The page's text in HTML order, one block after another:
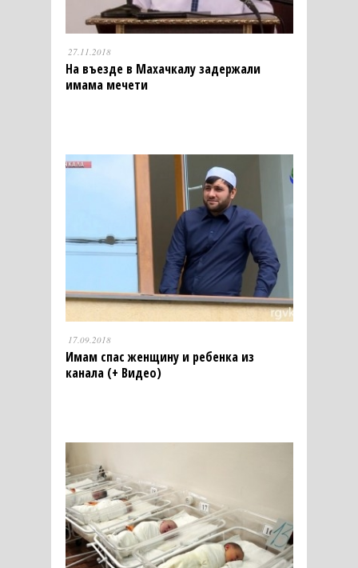
27.11.2018
На въезде в Махачкалу задержали
имама мечети
17.09.2018
Имам спас женщину и ребенка из
канала (+ Видео)